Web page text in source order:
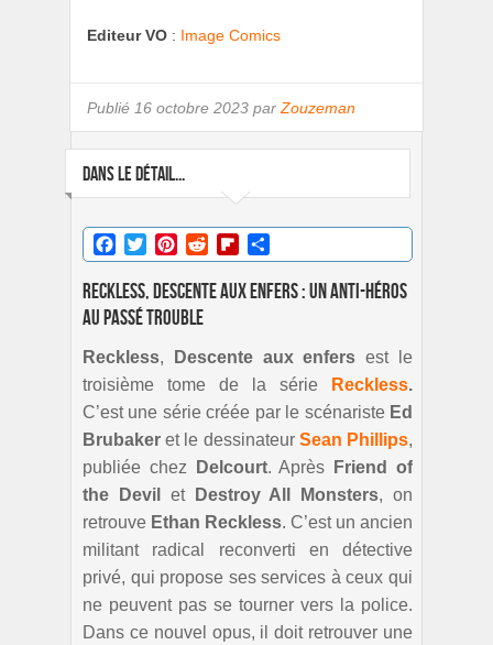
Editeur VO : Image Comics
Publié 16 octobre 2023 par Zouzeman
DANS LE DÉTAIL...
Facebook
TwitterPinterestRedditFlipboard
Reckless, Descente aux enfers : Un anti-héros
au passé trouble
Reckless, Descente aux enfers est le
troisième tome de la série
Reckless.
C’est une série créée par le scénariste Ed
Brubaker et le dessinateur Sean Phillips,
publiée chez
Delcourt. Après
Friend of
the Devil
et Destroy All Monsters, on
retrouve Ethan Reckless. C’est un ancien
militant radical reconverti en détective
privé, qui propose ses services à ceux qui
ne peuvent pas se tourner vers la police.
Dans ce nouvel opus, il doit retrouver une